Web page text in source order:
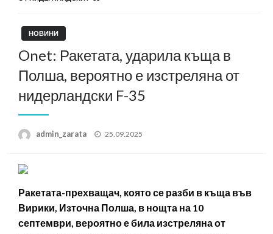
НОВИНИ
Onet: Ракетата, ударила къща в
Полша, вероятно е изстреляна от
нидерландски F-35
admin_zarata
Posted
25.09.2025
Ракетата-прехващач, която се разби в къща във
Вирики, Източна Полша, в нощта на 10
септември, вероятно е била изстреляна от